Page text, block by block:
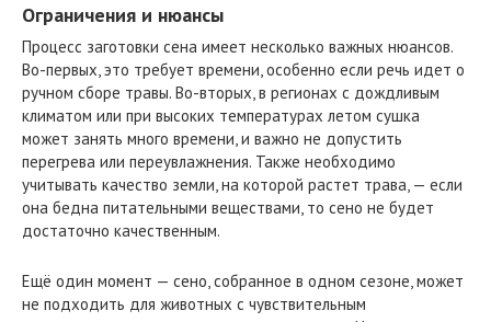
Ограничения и нюансы
Процесс заготовки сена имеет несколько важных нюансов.
Во-первых, это требует времени, особенно если речь идет о
ручном сборе травы. Во-вторых, в регионах с дождливым
климатом или при высоких температурах летом сушка
может занять много времени, и важно не допустить
перегрева или переувлажнения. Также необходимо
учитывать качество земли, на которой растет трава, — если
она бедна питательными веществами, то сено не будет
достаточно качественным.
Ещё один момент — сено, собранное в одном сезоне, может
не подходить для животных с чувствительным